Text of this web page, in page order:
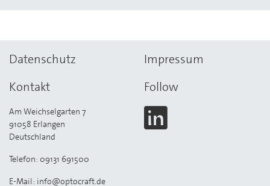
Datenschutz
Impressum
Kontakt
Am Weichselgarten 7
91058 Erlangen
Deutschland
Telefon: 09131 691500
E-Mail: info@optocraft.de
Follow